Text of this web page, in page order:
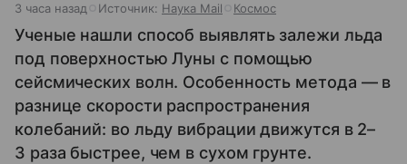
3 часа назад Источник: Наука Mail Космос
Ученые нашли способ выявлять залежи льда
под поверхностью Луны с помощью
сейсмических волн. Особенность метода — в
разнице скорости распространения
колебаний: во льду вибрации движутся в 2–
3 раза быстрее, чем в сухом грунте.